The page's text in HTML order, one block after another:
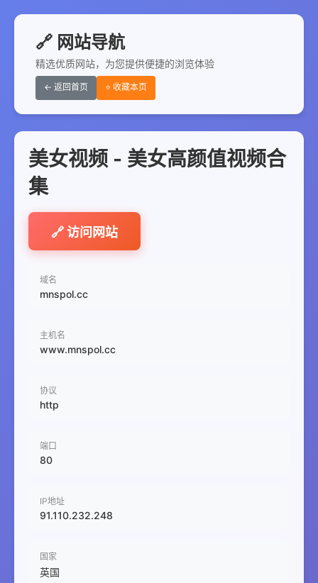
🔗 网站导航
精选优质网站，为您提供便捷的浏览体验
← 返回首页 ⭐ 收藏本页
美女视频 - 美女高颜值视频合
集
🔗 访问网站
域名
mnspol.cc
主机名
www.mnspol.cc
协议
http
端口
80
IP地址
91.110.232.248
国家
英国